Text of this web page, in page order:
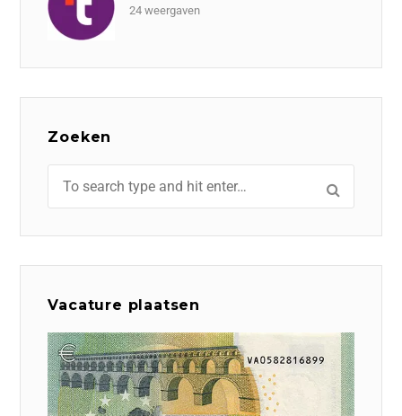
24 weergaven
Zoeken
Vacature plaatsen